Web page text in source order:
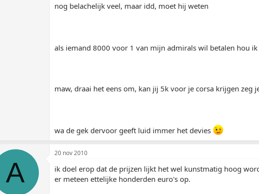
nog belachelijk veel, maar idd, moet hij weten
als iemand 8000 voor 1 van mijn admirals wil betalen hou
maw, draai het eens om, kan jij 5k voor je corsa krijgen zeg
wa de gek dervoor geeft luid immer het devies
A
20 nov 2010
ik doel erop dat de prijzen lijkt het wel kunstmatig hoog
er meteen ettelijke honderden euro's op.